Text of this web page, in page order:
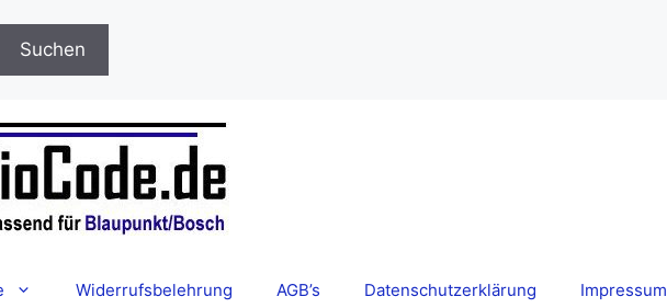
Suchen
Widerrufsbelehrung AGB’s Datenschutzerklärung Impressum